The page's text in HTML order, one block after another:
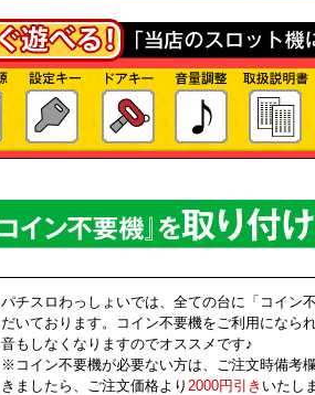
パチスロわっしょいでは、全ての台に「コイン
だいております。コイン不要機をご利用になら
音もしなくなりますのでオススメです♪
※コイン不要機が必要ない方は、ご注文時備考
きましたら、ご注文価格より 2000円引き いたし